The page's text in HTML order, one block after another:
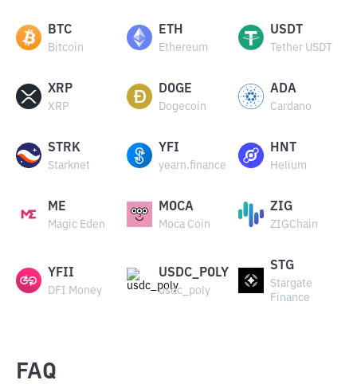
BTC
Bitcoin
ETH
Ethereum
USDT
Tether USDT
XRP
XRP
DOGE
Dogecoin
ADA
Cardano
STRK
Starknet
YFI
yearn.finance
HNT
Helium
ME
Magic Eden
MOCA
Moca Coin
ZIG
ZIGChain
YFII
DFI Money
USDC_POLY
usdc_poly
STG
Stargate
Finance
FAQ